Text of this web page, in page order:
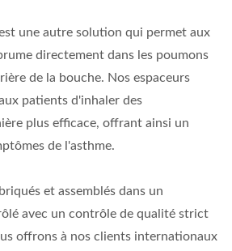
une autre solution qui permet aux
directement dans les poumons
de la bouche. Nos espaceurs
patients d'inhaler des
plus efficace, offrant ainsi un
de l'asthme.
et assemblés dans un
avec un contrôle de qualité strict
offrons à nos clients internationaux